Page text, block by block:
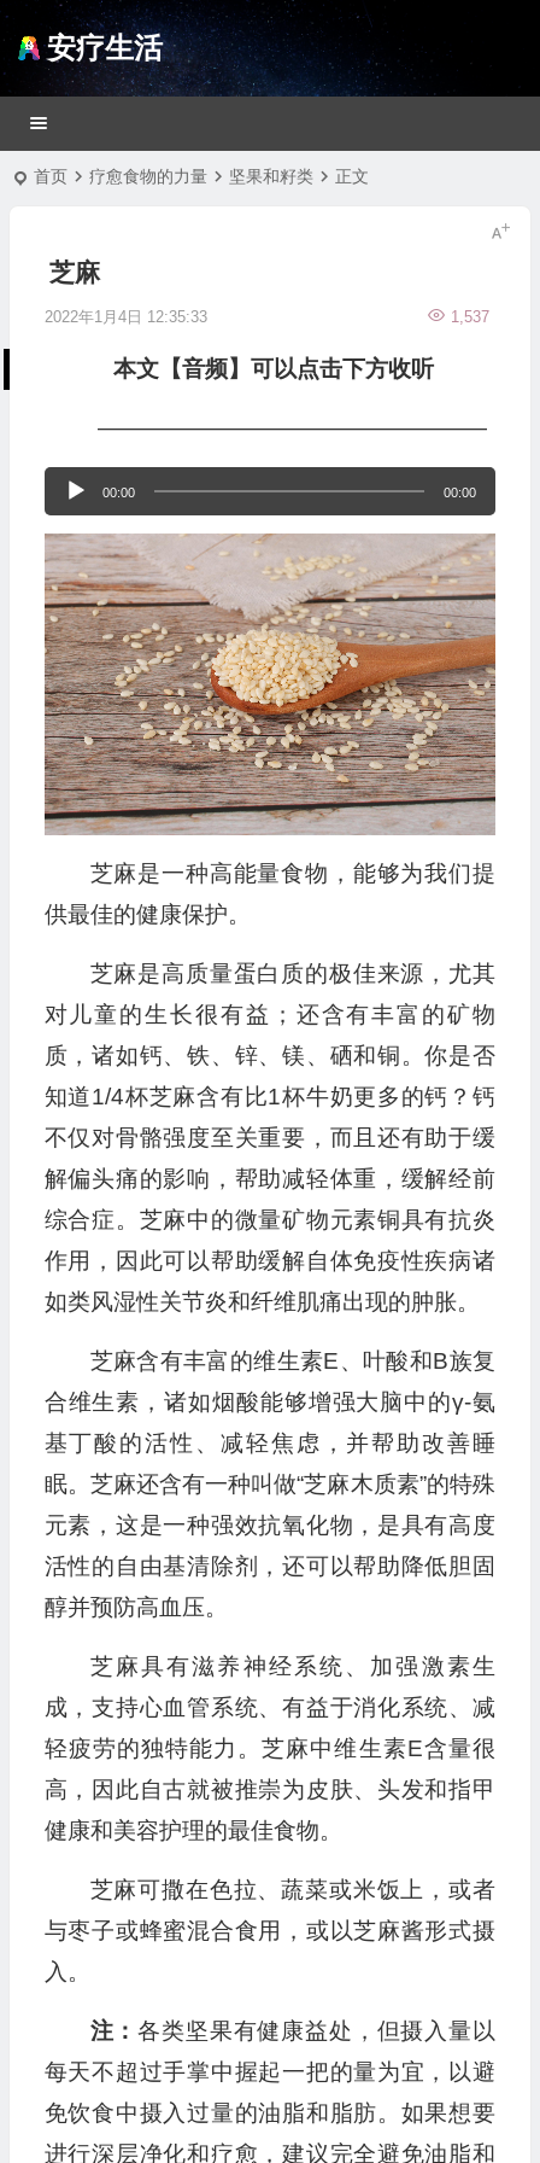
安疗生活
首页 疗愈食物的力量 坚果和籽类 正文
芝麻
2022年1月4日 12:35:33 1,537
本文【音频】可以点击下方收听
—————————————————
频
播
放
器
00:00 00:00
芝麻是一种高能量食物，能够为我们提
供最佳的健康保护。
芝麻是高质量蛋白质的极佳来源，尤其
对儿童的生长很有益；还含有丰富的矿物
质，诸如钙、铁、锌、镁、硒和铜。你是否
知道1/4杯芝麻含有比1杯牛奶更多的钙？钙
不仅对骨骼强度至关重要，而且还有助于缓
解偏头痛的影响，帮助减轻体重，缓解经前
综合症。芝麻中的微量矿物元素铜具有抗炎
作用，因此可以帮助缓解自体免疫性疾病诸
如类风湿性关节炎和纤维肌痛出现的肿胀。
芝麻含有丰富的维生素E、叶酸和B族复
合维生素，诸如烟酸能够增强大脑中的γ-氨
基丁酸的活性、减轻焦虑，并帮助改善睡
眠。芝麻还含有一种叫做“芝麻木质素”的特殊
元素，这是一种强效抗氧化物，是具有高度
活性的自由基清除剂，还可以帮助降低胆固
醇并预防高血压。
芝麻具有滋养神经系统、加强激素生
成，支持心血管系统、有益于消化系统、减
轻疲劳的独特能力。芝麻中维生素E含量很
高，因此自古就被推崇为皮肤、头发和指甲
健康和美容护理的最佳食物。
芝麻可撒在色拉、蔬菜或米饭上，或者
与枣子或蜂蜜混合食用，或以芝麻酱形式摄
入。
注：各类坚果有健康益处，但摄入量以
每天不超过手掌中握起一把的量为宜，以避
免饮食中摄入过量的油脂和脂肪。如果想要
进行深层净化和疗愈，建议完全避免油脂和